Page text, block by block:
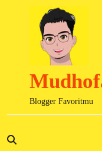
Blogger Favoritmu